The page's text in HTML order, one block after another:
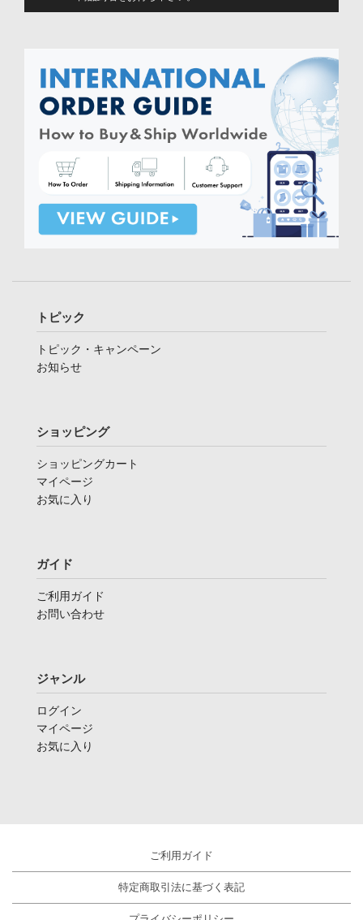
トピック
トピック・キャンペーン
お知らせ
ショッピング
ショッピングカート
マイページ
お気に入り
ガイド
ご利用ガイド
お問い合わせ
ジャンル
ログイン
マイページ
お気に入り
ご利用ガイド
特定商取引法に基づく表記